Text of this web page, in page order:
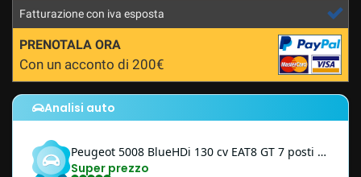
Fatturazione con iva esposta
PRENOTALA ORA
Con un acconto di 200€
Analisi auto
Peugeot 5008 BlueHDi 130 cv EAT8 GT 7 posti - PROMO
Super prezzo
funzionamento
questi
strumenti
di
rimanda
cookie
policy.